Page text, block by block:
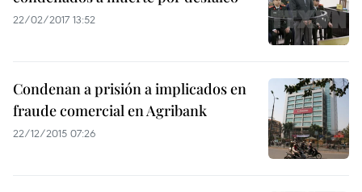
22/02/2017 13:52
Condenan a prisión a implicados en
fraude comercial en Agribank
22/12/2015 07:26